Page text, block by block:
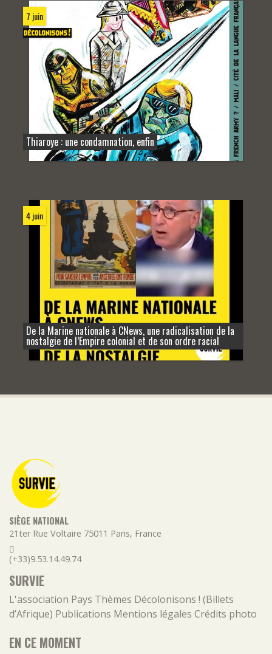
7 juin
Thiaroye : une condamnation, enfin
4 juin
De la Marine nationale à CNews, une radicalisation de la
nostalgie de l’Empire colonial et de son ordre racial
SIÈGE NATIONAL
21ter Rue Voltaire 75011 Paris, France
(+33)9.53.14.49.74
SURVIE
L'association Pays Thèmes Décolonisons ! (Billets
d’Afrique) Publications Mentions légales Crédits photo
EN CE MOMENT